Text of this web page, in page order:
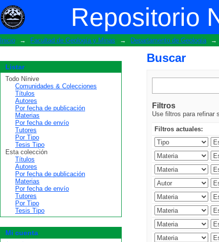
Repositorio
Buscar
Inicio → Facultad de Geología y Minas → Departamento de Geología →
Buscar
Filtros
Use filtros para refinar
Filtros actuales:
Listar
Todo Nínive
Comunidades & Colecciones
Títulos
Autores
Por fecha de publicación
Materias
Por fecha de envío
Tutores
Por Tipo
Tesis Tipo
Esta colección
Títulos
Autores
Por fecha de publicación
Materias
Por fecha de envío
Tutores
Por Tipo
Tesis Tipo
Mi cuenta